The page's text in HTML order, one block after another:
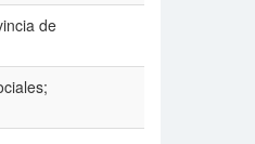
de